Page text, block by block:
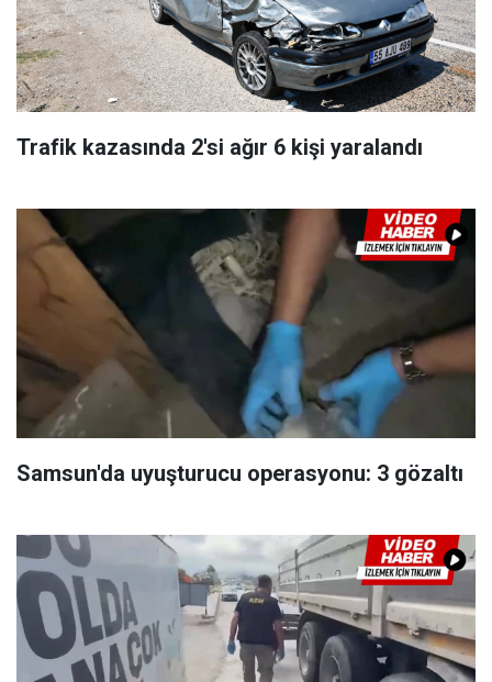
Trafik kazasında 2'si ağır 6 kişi yaralandı
Samsun'da uyuşturucu operasyonu: 3 gözaltı